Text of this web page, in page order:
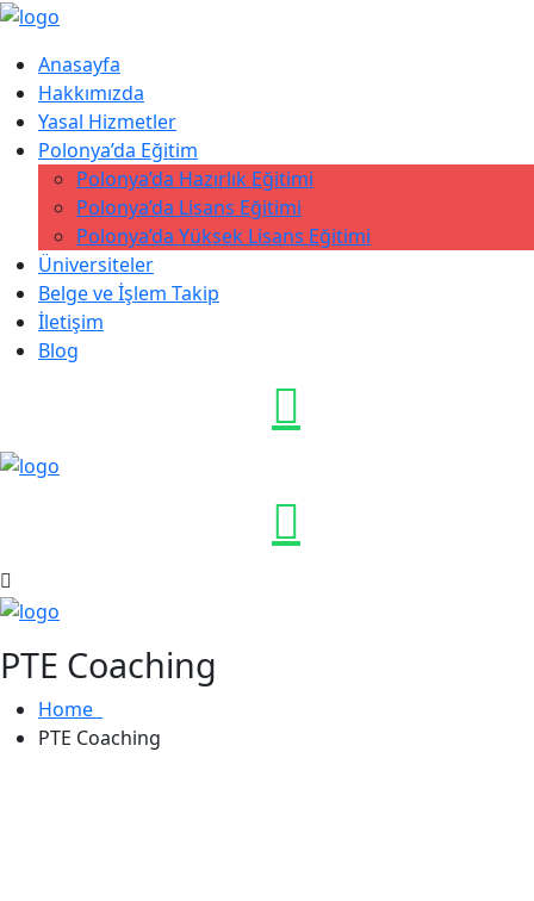
Anasayfa
Hakkımızda
Yasal Hizmetler
Polonya’da Eğitim
Polonya’da Hazırlık Eğitimi
Polonya’da Lisans Eğitimi
Polonya’da Yüksek Lisans Eğitimi
Üniversiteler
Belge ve İşlem Takip
İletişim
Blog
PTE Coaching
Home
PTE Coaching